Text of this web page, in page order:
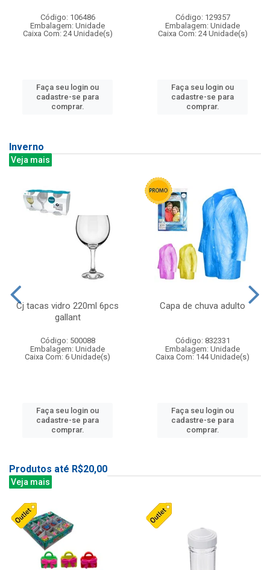
Código: 106486
Embalagem: Unidade
Caixa Com: 24 Unidade(s)
Faça seu login ou
cadastre-se para
comprar.
Código: 129357
Embalagem: Unidade
Caixa Com: 24 Unidade(s)
Faça seu login ou
cadastre-se para
comprar.
Inverno
Veja mais
Cj tacas vidro 220ml 6pcs
gallant
Código: 500088
Embalagem: Unidade
Caixa Com: 6 Unidade(s)
Faça seu login ou
cadastre-se para
comprar.
Capa de chuva adulto
Código: 832331
Embalagem: Unidade
Caixa Com: 144 Unidade(s)
Faça seu login ou
cadastre-se para
comprar.
Produtos até R$20,00
Veja mais